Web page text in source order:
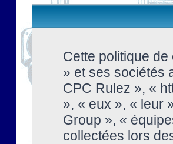
Cette politique
» et ses sociétés
CPC Rulez », «
», « eux », « leur
Group », «
collectées lors